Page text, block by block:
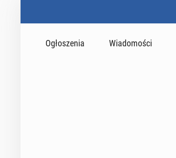
Ogłoszenia Wiadomości